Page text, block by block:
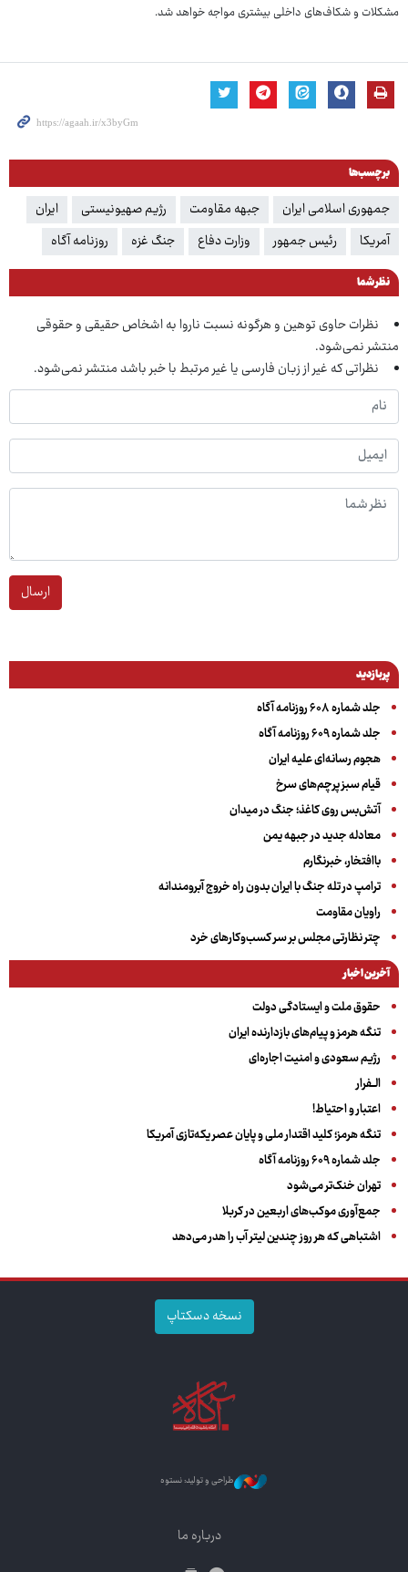
مشکلات و شکاف‌های داخلی بیشتری مواجه خواهد شد.
برچسب‌ها
جمهوری اسلامی ایران جبهه مقاومت رژیم صهیونیستی
ایران
آمریکا
رئیس جمهور وزارت دفاع جنگ غزه روزنامه آگاه
نظر شما
نظرات حاوی توهین و هرگونه نسبت ناروا به اشخاص حقیقی و حقوقی
منتشر نمی‌شود.
نظراتی که غیر از زبان فارسی یا غیر مرتبط با خبر باشد منتشر نمی‌شود.
ارسال
پربازدید
جلد شماره ۶۰۸ روزنامه آگاه
جلد شماره ۶۰۹ روزنامه آگاه
هجوم رسانه‌ای علیه ایران
قیام سبز پرچم‌های سرخ
آتش‌بس روی کاغذ؛ جنگ در میدان
معادله جدید در جبهه یمن
باافتخار، خبرنگارم
ترامپ در تله جنگ با ایران بدون راه خروج آبرومندانه
راویان مقاومت
چتر نظارتی مجلس بر سر کسب‌وکارهای خرد
آخرین اخبار
حقوق ملت و ایستادگی دولت
تنگه هرمز و پیام‌های بازدارنده ایران
رژیم سعودی و امنیت اجاره‌ای
الــفرار
اعتبار و احتیاط!
تنگه هرمز؛ کلید اقتدار ملی و پایان عصر یکه‌تازی آمریکا
جلد شماره ۶۰۹ روزنامه آگاه
تهران خنک‌تر می‌شود
جمع‌آوری موکب‌های اربعین در کربلا
اشتباهی که هر روز چندین لیتر آب را هدر می‌دهد
نسخه دسکتاپ
طراحی و تولید: نستوه
درباره ما